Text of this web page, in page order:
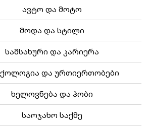
ავტო და მოტო
მოდა და სტილი
სამსახური და კარიერა
და ურთიერთობები
ხელოვნება და ჰობი
საოჯახო საქმე